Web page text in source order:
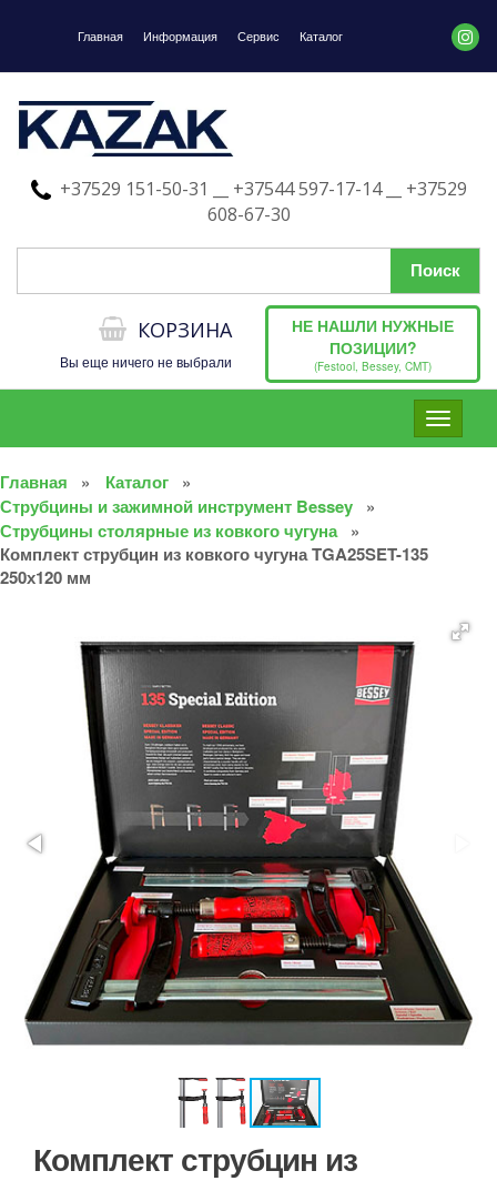
Главная Информация Сервис Каталог
+37529 151-50-31 __ +37544 597-17-14 __ +37529
608-67-30
КОРЗИНА
Вы еще ничего не выбрали
НЕ НАШЛИ НУЖНЫЕ
ПОЗИЦИИ?
(Festool, Bessey, CMT)
Toggle
Главная
Каталог
Струбцины и зажимной инструмент Bessey
Струбцины столярные из ковкого чугуна
Комплект струбцин из ковкого чугуна TGA25SET-135
250х120 мм
Комплект струбцин из